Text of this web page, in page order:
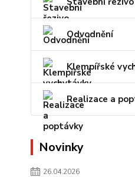
Odvodnění
Klempířské
Realizace a
Novinky
26.04.2026